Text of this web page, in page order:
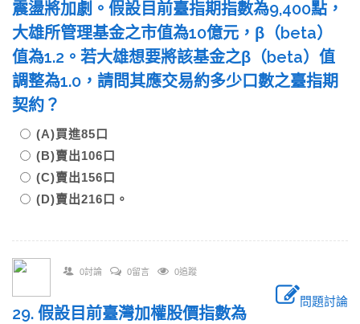
震盪將加劇。假設目前臺指期指數為9,400點，
大雄所管理基金之市值為10億元，β（beta）
值為1.2。若大雄想要將該基金之β（beta）值
調整為1.0，請問其應交易約多少口數之臺指期
契約？
(A)買進85口
(B)賣出106口
(C)賣出156口
(D)賣出216口。
0討論 0留言 0追蹤
問題討論
29. 假設目前臺灣加權股價指數為